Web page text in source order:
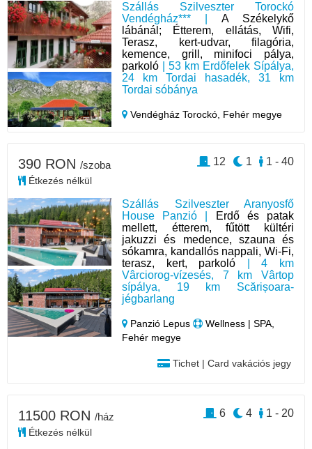
Szállás Szilveszter Torockó
Vendégház*** | A Székelykő
lábánál; Étterem, ellátás, Wifi,
Terasz, kert-udvar, filagória,
kemence, grill, minifoci pálya,
parkoló | 53 km Erdőfelek Sípálya,
24 km Tordai hasadék, 31 km
Tordai sóbánya
Vendégház Torockó, Fehér megye
Szállás Szilveszter Aranyosfő
House Panzió |
Erdő és patak
mellett, étterem, fűtött kültéri
jakuzzi és medence, szauna és
sókamra, kandallós nappali, Wi-Fi,
terasz, kert, parkoló | 4 km
Vârciorog-vízesés, 7 km Vârtop
sípálya, 19 km Scărișoara-
jégbarlang
Panzió Lepus
Wellness | SPA,
Fehér megye
Tichet | Card vakációs jegy
390 RON /szoba
Étkezés nélkül
1 - 40
1
12
11500 RON /ház
Étkezés nélkül
1 - 20
4
6